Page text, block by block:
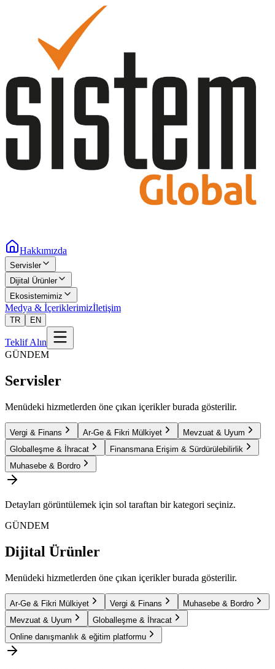
Hakkımızda
Servisler
Dijital Ürünler
Ekosistemimiz
Medya & İçeriklerimizİletişim
TR EN
Teklif Alın
GÜNDEM
Servisler
Menüdeki hizmetlerden öne çıkan içerikler burada gösterilir.
Vergi & Finans Ar-Ge & Fikri Mülkiyet
Mevzuat & Uyum
Globalleşme & İhracat
Finansmana Erişim & Sürdürülebilirlik
Muhasebe & Bordro
Detayları görüntülemek için sol taraftan bir kategori seçiniz.
GÜNDEM
Dijital Ürünler
Menüdeki hizmetlerden öne çıkan içerikler burada gösterilir.
Ar-Ge & Fikri Mülkiyet Vergi & Finans
Muhasebe & Bordro
Mevzuat & Uyum
Globalleşme & İhracat
Online danışmanlık & eğitim platformu